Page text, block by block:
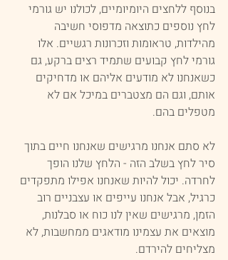
בנוסף ללחצים היומיומיים, לכולנו יש גורמי
לחץ נוספים כתוצאה מדפוסי חשיבה
מהילדות, טראומות וזכרונות רגשיים. אלו
גורמי לחץ קבועים שתמיד רצים ברקע, גם
כשאנחנו לא מודעים אליהם או מדחיקים
אותם, וגם הם מצטברים במיכל אם לא
מטפלים בהם.
לא סתם אנחנו מרגישים שאנחנו חיים בתוך
סיר לחץ בשלב הזה - הלחץ שלנו הופך
לחרדה. יכול להיות שאנחנו אפילו מתפקדים
כרגיל, אבל אנחנו עייפים או עצבניים רוב
הזמן, מרגישים שאין לנו כוח או סבלנות,
מוצאים את עצמינו מודאגים ממחשבות, לא
מצליחים להירדם.